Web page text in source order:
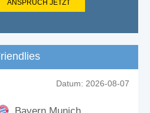
ANSPRUCH JETZT
Datum: 2026-08-07